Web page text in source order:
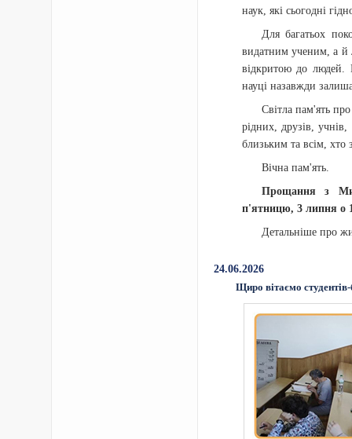
наук, які сьогодні
Для багатьох
видатним ученим, а
відкритою до людей.
науці назавжди
Світла пам'ять
рідних, друзів,
близьким та всім,
Вічна пам'ять.
Прощання з
п'ятницю, 3 липня о
Детальніше про
24.06.2026
Щиро вітаємо